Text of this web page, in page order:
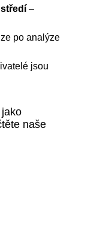
–
po analýze
jsou
naše